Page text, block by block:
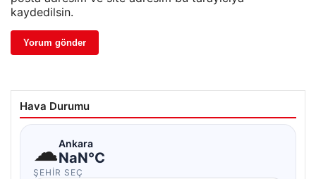
kaydedilsin.
Hava Durumu
☁Ankara
NaN°C
ŞEHIR SEÇ